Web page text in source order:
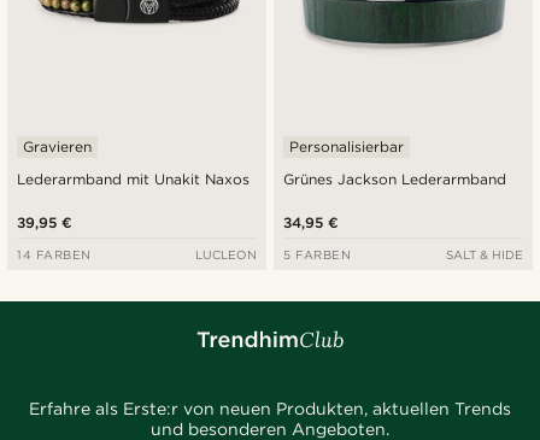
Lederarmband mit Unakit Naxos
Gravieren
39,95 €
14 FARBEN LUCLEON
Grünes Jackson Lederarmband
Personalisierbar
34,95 €
5 FARBEN SALT & HIDE
Erfahre als Erste:r von neuen Produkten, aktuellen Trends
und besonderen Angeboten.